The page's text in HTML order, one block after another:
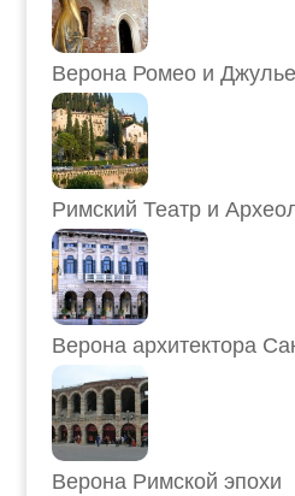
Верона Ромео и
Римский Театр и
Верона архитектора
Верона Римской эпохи